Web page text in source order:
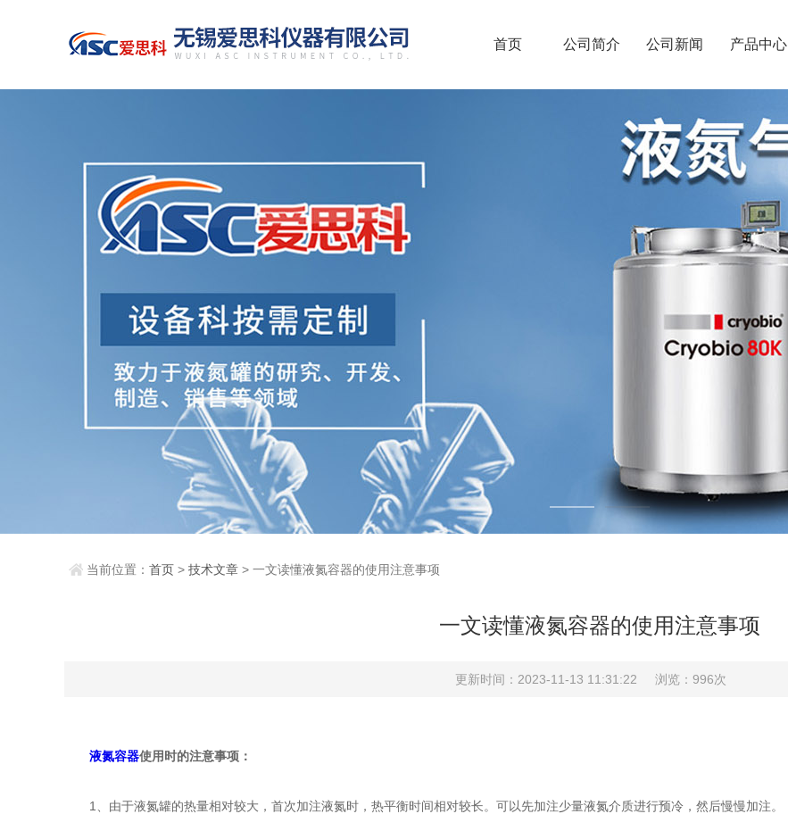
首页 公司简介 公司新闻 产品中心
当前位置： 首页 > 技术文章 > 一文读懂液氮容器的使用注意事项
一文读懂液氮容器的使用注意事项
更新时间：2023-11-13 11:31:22 浏览：996次
液氮容器使用时的注意事项：
1、由于液氮罐的热量相对较大，首次加注液氮时，热平衡时间相对较长。可以先加注少量液氮介质进行预冷，然后慢慢加注。